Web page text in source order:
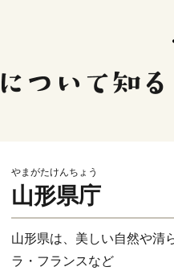
やまがたけんちょう
山形県庁
山形県は、美しい自然や清
ラ・フランスなど